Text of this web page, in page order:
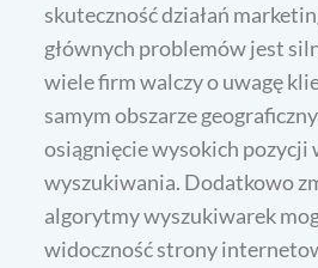
skuteczność działań
głównych problemów jest
wiele firm walczy o uwagę
samym obszarze
osiągnięcie wysokich pozycji
wyszukiwania. Dodatkowo
algorytmy wyszukiwarek
widoczność strony